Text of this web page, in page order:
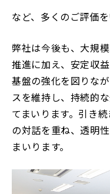
など、多くのご評価
弊社は今後も、大規
推進に加え、安定収
基盤の強化を図りな
スを維持し、持続的
てまいります。引き
の対話を重ね、透明
まいります。